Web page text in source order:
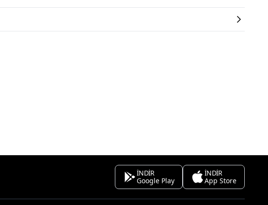
İNDİR
Google Play
İNDİR
App Store